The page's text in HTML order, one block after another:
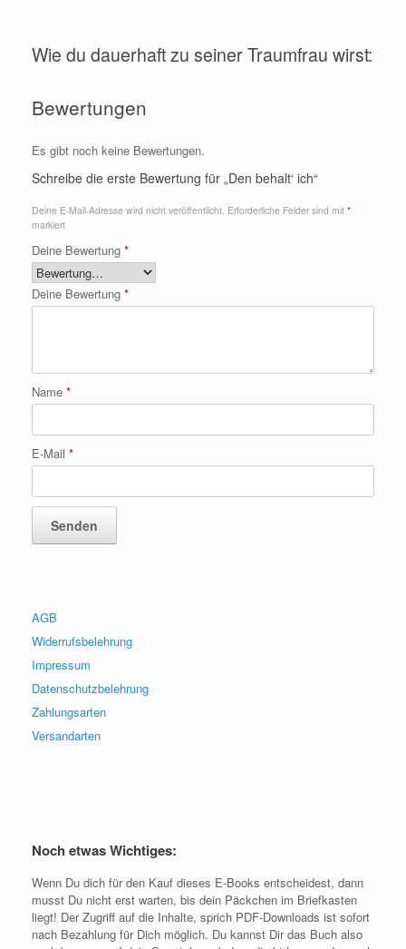
Wie du dauerhaft zu seiner Traumfrau wirst:
Bewertungen
Es gibt noch keine Bewertungen.
Schreibe die erste Bewertung für „Den behalt‘ ich“
Deine E-Mail-Adresse wird nicht veröffentlicht. Erforderliche Felder sind mit *
markiert
Deine Bewertung *
Deine Bewertung *
Name *
E-Mail *
AGB
Widerrufsbelehrung
Impressum
Datenschutzbelehrung
Zahlungsarten
Versandarten
Noch etwas Wichtiges:
Wenn Du dich für den Kauf dieses E-Books entscheidest, dann
musst Du nicht erst warten, bis dein Päckchen im Briefkasten
liegt! Der Zugriff auf die Inhalte, sprich PDF-Downloads ist sofort
nach Bezahlung für Dich möglich. Du kannst Dir das Buch also